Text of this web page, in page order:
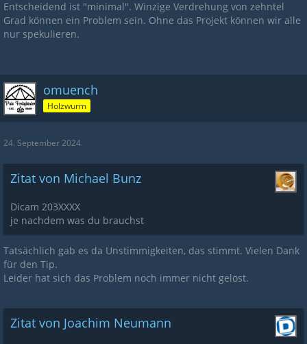
Entscheidend ist "minimal". Winzige Verdrehung von zehntel
Grad können ein Problem sein. Ohne das Projekt können wir alle
nur spekulieren.
omuench
Holzwurm
24. September 2024
Zitat von Michael Bunz
Dicam 203XXXX
je nachdem was du brauchst
Tatsächlich gab es da Unstimmigkeiten, das stimmt. Vielen Dank
für den Tip.
Leider hat sich das Problem noch immer nicht gelöst.
Zitat von Joachim Neumann